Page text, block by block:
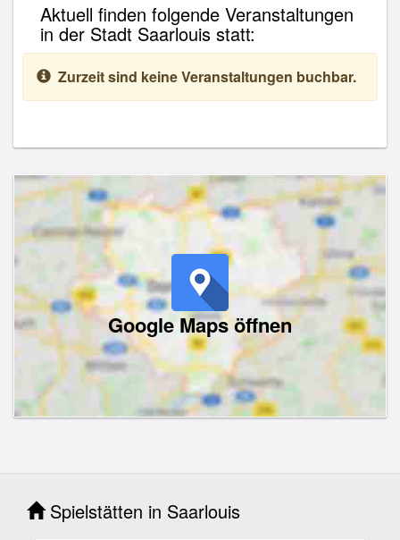
Aktuell finden folgende Veranstaltungen
in der Stadt Saarlouis statt:
Zurzeit sind keine Veranstaltungen buchbar.
Google Maps öffnen
Spielstätten in Saarlouis